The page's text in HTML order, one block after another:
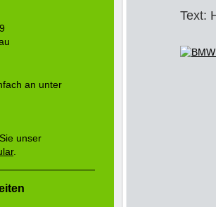
Text:
an unter
unser
.